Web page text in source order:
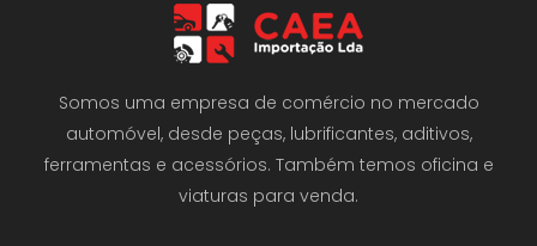
Somos uma empresa de comércio no mercado
automóvel, desde peças, lubrificantes, aditivos,
ferramentas e acessórios. Também temos oficina e
viaturas para venda.